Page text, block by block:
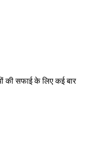
की सफाई के लिए कई बार